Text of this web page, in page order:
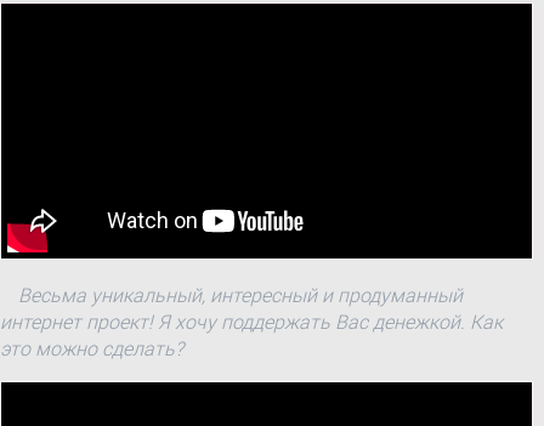
Весьма уникальный, интересный и продуманный
интернет проект! Я хочу поддержать Вас денежкой. Как
это можно сделать?